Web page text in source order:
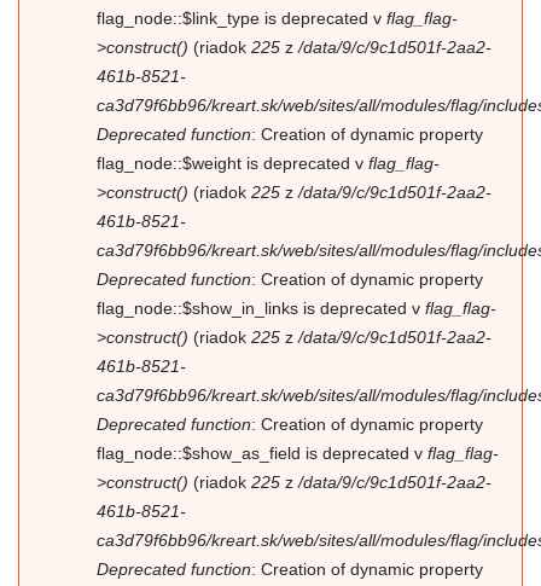
flag_node::$link_type is deprecated v flag_flag-
>construct() (riadok 225 z /data/9/c/9c1d501f-2aa2-
461b-8521-
ca3d79f6bb96/kreart.sk/web/sites/all/modules/flag/
Deprecated function: Creation of dynamic property
flag_node::$weight is deprecated v flag_flag-
>construct() (riadok 225 z /data/9/c/9c1d501f-2aa2-
461b-8521-
ca3d79f6bb96/kreart.sk/web/sites/all/modules/flag/
Deprecated function: Creation of dynamic property
flag_node::$show_in_links is deprecated v flag_flag-
>construct() (riadok 225 z /data/9/c/9c1d501f-2aa2-
461b-8521-
ca3d79f6bb96/kreart.sk/web/sites/all/modules/flag/
Deprecated function: Creation of dynamic property
flag_node::$show_as_field is deprecated v flag_flag-
>construct() (riadok 225 z /data/9/c/9c1d501f-2aa2-
461b-8521-
ca3d79f6bb96/kreart.sk/web/sites/all/modules/flag/
Deprecated function: Creation of dynamic property